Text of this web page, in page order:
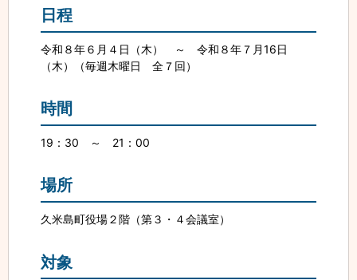
日程
令和８年６月４日（木） ～ 令和８年７月16日
（木）（毎週木曜日 全７回）
時間
19：30 ～ 21：00
場所
久米島町役場２階（第３・４会議室）
対象